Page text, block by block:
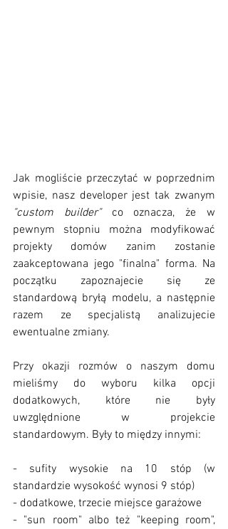
Jak mogliście przeczytać w poprzednim
"custom builder" co oznacza, że w
pewnym stopniu można modyfikować
projekty domów zanim zostanie
zaakceptowana jego "finalna" forma. Na
początku zapoznajecie się ze
standardową bryłą modelu, a następnie
razem ze specjalistą analizujecie
ewentualne zmiany.
Przy okazji rozmów o naszym domu
mieliśmy do wyboru kilka opcji
dodatkowych, które nie były
uwzględnione w projekcie
standardowym. Były to między innymi:
- sufity wysokie na 10 stóp (w
standardzie wysokość wynosi 9 stóp)
- dodatkowe, trzecie miejsce garażowe
- "sun room" albo też "keeping room",